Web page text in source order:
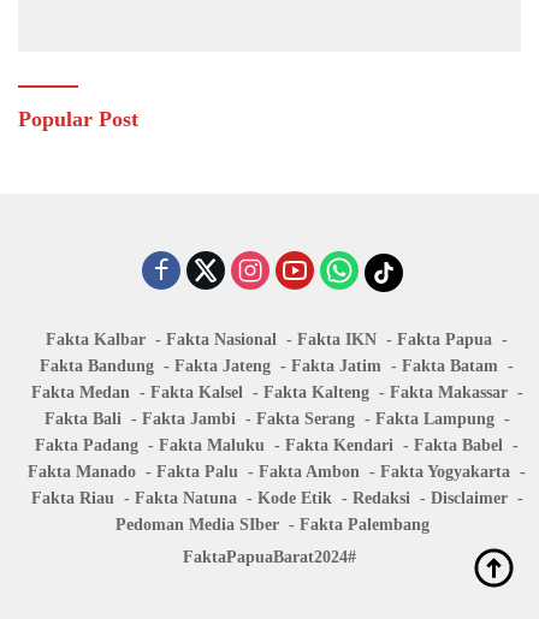
Popular Post
Fakta Kalbar Fakta Nasional Fakta IKN
Fakta Papua
Fakta Bandung
Fakta Jateng Fakta Jatim
Fakta Batam
Fakta Medan
Fakta Kalsel Fakta Kalteng
Fakta Makassar
Fakta Bali
Fakta Jambi Fakta Serang
Fakta Lampung
Fakta Padang
Fakta Maluku Fakta Kendari
Fakta Babel
Fakta Manado
Fakta Palu Fakta Ambon
Fakta Yogyakarta
Fakta Riau
Fakta Natuna Kode Etik Redaksi
Disclaimer
Pedoman Media SIber
Fakta Palembang
FaktaPapuaBarat2024#